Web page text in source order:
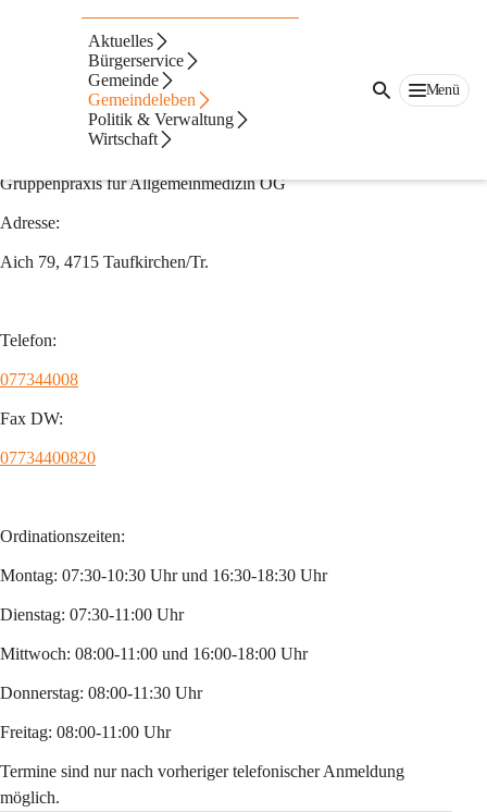
Aktuelles
Bürgerservice
Gemeinde
Gemeindeleben
Politik & Verwaltung
Wirtschaft
Menü
Ärzte
Gruppenpraxis
Dr. Romana Parzer & Dr. Regina Mayer
Gruppenpraxis für Allgemeinmedizin OG
Adresse:
Aich 79, 4715 Taufkirchen/Tr.
Telefon:
077344008
Fax DW:
07734400820
Ordinationszeiten:
Montag: 07:30-10:30 Uhr und 16:30-18:30 Uhr
Dienstag: 07:30-11:00 Uhr
Mittwoch: 08:00-11:00 und 16:00-18:00 Uhr
Donnerstag: 08:00-11:30 Uhr
Freitag: 08:00-11:00 Uhr
Termine sind nur nach vorheriger telefonischer Anmeldung
möglich.